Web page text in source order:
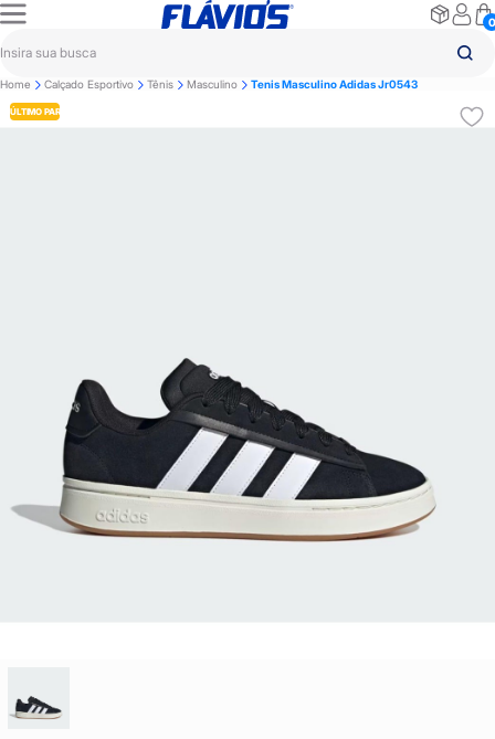
0
Home Calçado Esportivo Tênis Masculino Tenis Masculino Adidas Jr0543
ÚLTIMO PAR